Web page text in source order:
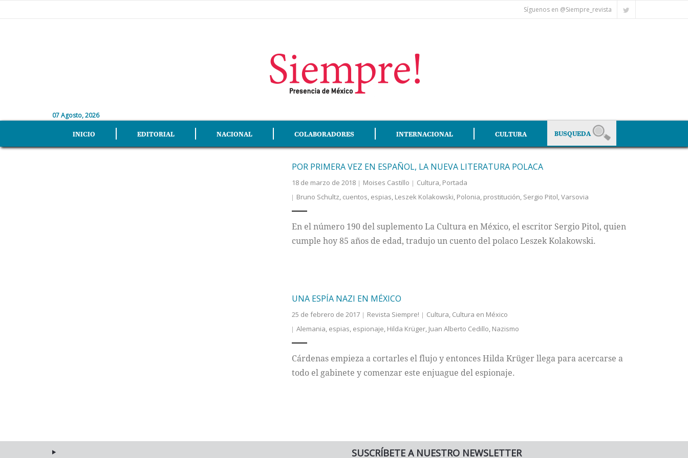
Síguenos en @Siempre_revista
07 Agosto, 2026
INICIO EDITORIAL NACIONAL COLABORADORES INTERNACIONAL CULTURA
POR PRIMERA VEZ EN ESPAÑOL, LA NUEVA LITERATURA POLACA
18 de marzo de 2018 Moises Castillo Cultura, Portada
Bruno Schultz, cuentos, espias, Leszek Kolakowski, Polonia, prostitución, Sergio Pitol,Varsovia
En el número 190 del suplemento La Cultura en México, el escritor Sergio Pitol, quien
cumple hoy 85 años de edad, tradujo un cuento del polaco Leszek Kolakowski.
UNA ESPÍA NAZI EN MÉXICO
25 de febrero de 2017 Revista Siempre! Cultura, Cultura en México
Alemania, espias, espionaje, Hilda Krüger, Juan Alberto Cedillo, Nazismo
Cárdenas empieza a cortarles el flujo y entonces Hilda Krüger llega para acercarse a
todo el gabinete y comenzar este enjuague del espionaje.
SUSCRÍBETE A NUESTRO NEWSLETTER